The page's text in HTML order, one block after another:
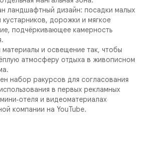
ландшафтный дизайн: посадки малых
кустарников, дорожки и мягкое
подчёркивающее камерность
и освещение так, чтобы
атмосферу отдыха в живописном
набор ракурсов для согласования
в первых рекламных
и видеоматериалах
компании на YouTube.